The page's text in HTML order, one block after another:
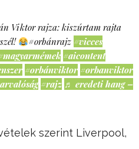
Viktor rajza: kiszúrtam rajta
#orbánrajz #vicces
#aicontent
#orbánviktor #orbanviktor
#rajz ♬ eredeti hang –
szerint Liverpool,